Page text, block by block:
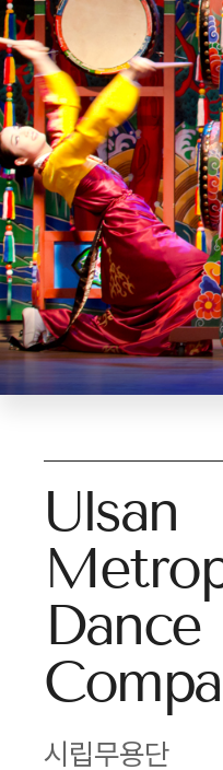
Ulsan
Dance
시립무용단